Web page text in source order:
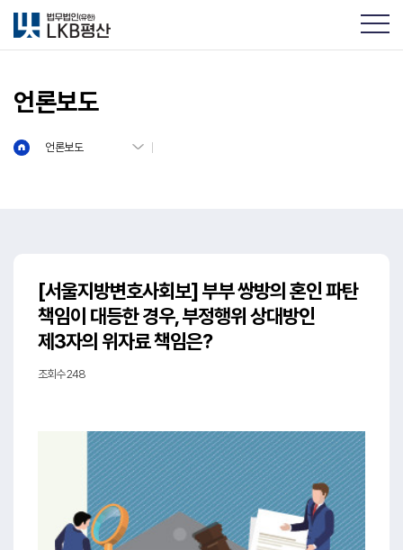
언론보도
언론보도
[서울지방변호사회보] 부부 쌍방의 혼인 파탄
책임이 대등한 경우, 부정행위 상대방인
제3자의 위자료 책임은?
조회수 248